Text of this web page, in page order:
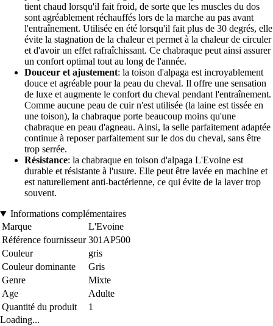
tient chaud lorsqu'il fait froid, de sorte que les muscles du dos
sont agréablement réchauffés lors de la marche au pas avant
l'entraînement. Utilisée en été lorsqu'il fait plus de 30 degrés, elle
évite la stagnation de la chaleur et permet à la chaleur de circuler
et d'avoir un effet rafraîchissant. Ce chabraque peut ainsi assurer
un confort optimal tout au long de l'année.
Douceur et ajustement: la toison d'alpaga est incroyablement
douce et agréable pour la peau du cheval. Il offre une sensation
de luxe et augmente le confort du cheval pendant l'entraînement.
Comme aucune peau de cuir n'est utilisée (la laine est tissée en
une toison), la chabraque porte beaucoup moins qu'une
chabraque en peau d'agneau. Ainsi, la selle parfaitement adaptée
continue à reposer parfaitement sur le dos du cheval, sans être
trop serrée.
Résistance: la chabraque en toison d'alpaga L'Evoine est
durable et résistante à l'usure. Elle peut être lavée en machine et
est naturellement anti-bactérienne, ce qui évite de la laver trop
souvent.
Informations complémentaires
Marque
L'Evoine
Référence fournisseur 301AP500
Couleur
gris
Couleur dominante
Gris
Genre
Mixte
Age
Adulte
Quantité du produit
1
Loading...